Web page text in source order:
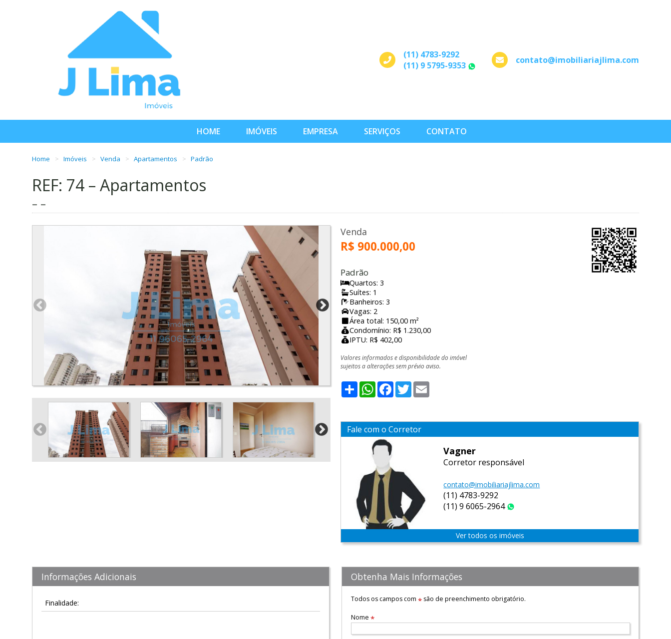
(11) 4783-9292
(11) 9 5795-9353
WhatsApp
contato@imobiliariajlima.com
HOME IMÓVEIS EMPRESA SERVIÇOS CONTATO
Home Imóveis Venda Apartamentos Padrão
REF: 74 – Apartamentos
– –
Venda
R$ 900.000,00
Padrão
Quartos: 3
Suítes: 1
Banheiros: 3
Vagas: 2
Área total: 150,00 m²
Condomínio: R$ 1.230,00
IPTU: R$ 402,00
Valores informados e disponibilidade do imóvel
sujeitos a alterações sem prévio aviso.
ShareWhatsApp
Facebook
Twitter
Fale com o Corretor
Vagner
Corretor responsável
contato@imobiliariajlima.com
(11) 4783-9292
(11) 9 6065-2964
Ver todos os imóveis
Informações Adicionais
Finalidade:
Obtenha Mais Informações
Todos os campos com *são de preenchimento obrigatório.
Nome *